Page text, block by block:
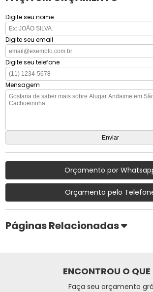
Digite seu nome
Digite seu email
Digite seu telefone
Mensagem
Orçamento por
Orçamento pelo
Páginas Relacionadas
ENCONTROU O
Faça seu orçamento